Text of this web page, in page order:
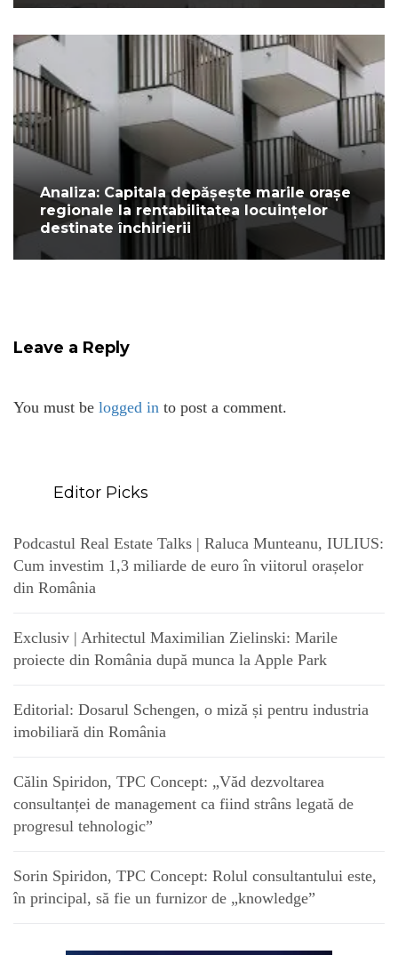
Analiza: Capitala depășește marile orașe
regionale la rentabilitatea locuințelor
destinate închirierii
Leave a Reply
You must be logged in to post a comment.
Editor Picks
Podcastul Real Estate Talks | Raluca Munteanu, IULIUS:
Cum investim 1,3 miliarde de euro în viitorul orașelor
din România
Exclusiv | Arhitectul Maximilian Zielinski: Marile
proiecte din România după munca la Apple Park
Editorial: Dosarul Schengen, o miză și pentru industria
imobiliară din România
Călin Spiridon, TPC Concept: „Văd dezvoltarea
consultanței de management ca fiind strâns legată de
progresul tehnologic”
Sorin Spiridon, TPC Concept: Rolul consultantului este,
în principal, să fie un furnizor de „knowledge”